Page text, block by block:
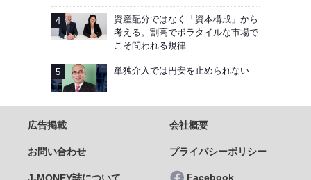
資産配分ではなく「資本構成」から
考える。割高でボラタイルな市場で
こそ問われる規律
単独介入では円安を止められない
広告掲載 会社概要
お問い合わせ プライバシーポリシー
Facebook